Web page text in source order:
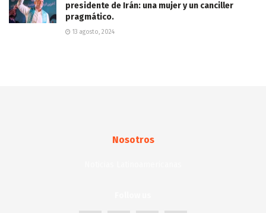
presidente de Irán: una mujer y un canciller
pragmático.
13 agosto, 2024
Nosotros